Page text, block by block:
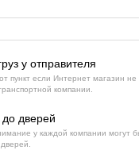
у отправителя
пункт если Интернет магазин не
компании.
до дверей
у каждой компании могут